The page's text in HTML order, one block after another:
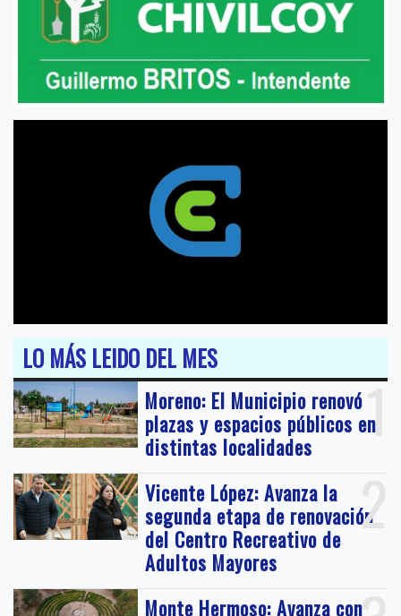
LO MÁS LEIDO DEL MES
1
Moreno: El Municipio renovó
plazas y espacios públicos en
distintas localidades
2
Vicente López: Avanza la
segunda etapa de renovación
del Centro Recreativo de
Adultos Mayores
Monte Hermoso: Avanza con